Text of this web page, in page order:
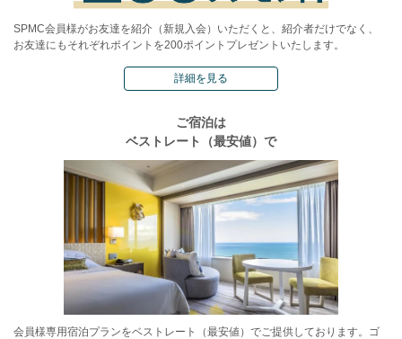
SPMC会員様がお友達を紹介（新規入会）いただくと、紹介者だけでなく、
お友達にもそれぞれポイントを200ポイントプレゼントいたします。
詳細を見る
ご宿泊は
ベストレート（最安値）で
会員様専用宿泊プランをベストレート（最安値）でご提供しております。ゴ